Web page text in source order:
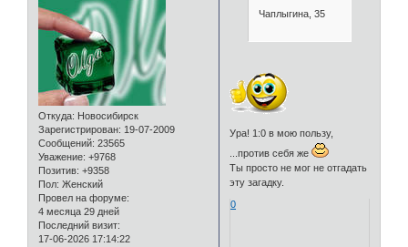
Откуда: Новосибирск
Зарегистрирован: 19-07-2009
Сообщений: 23565
Уважение: +9768
Позитив: +9358
Пол: Женский
Провел на форуме:
4 месяца 29 дней
Последний визит:
17-06-2026 17:14:22
Чаплыгина, 35
Ура! 1:0 в мою пользу,
...против себя же
Ты просто не мог не отгадать
эту загадку.
0